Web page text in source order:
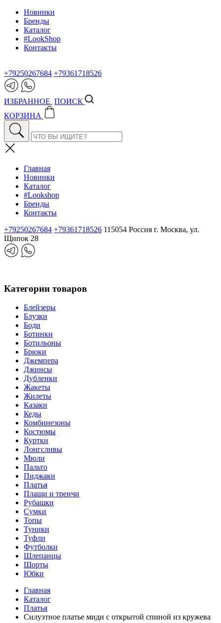
Новинки
Бренды
Каталог
#LookShop
Контакты
+79250267684 +79361718526
ИЗБРАННОЕ ПОИСК
КОРЗИНА
Главная
Новинки
Каталог
#Lookshop
Бренды
Контакты
+79250267684 +79361718526 115054 Россия г. Москва, ул.
Щипок 28
Категории товаров
Блейзеры
Блузки
Боди
Ботинки
Ботильоны
Брюки
Джемпера
Джинсы
Дубленки
Жакеты
Жилеты
Казаки
Кеды
Комбинезоны
Костюмы
Куртки
Лонгсливы
Мюли
Пальто
Пиджаки
Платья
Плащи и тренчи
Рубашки
Сумки
Топы
Туники
Туфли
Футболки
Шлепанцы
Шорты
Юбки
Главная
Каталог
Платья
Силуэтное платье миди с открытой спиной из кружева